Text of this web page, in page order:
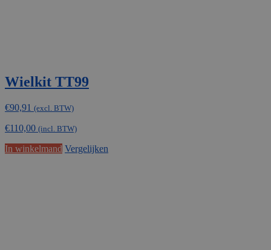
Wielkit TT99
€90,91 (excl. BTW)
€110,00 (incl. BTW)
In winkelmand Vergelijken